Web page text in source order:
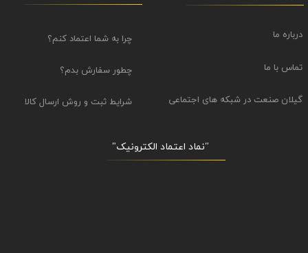
چرا به شما اعتماد کنم؟
چطور سفارش بدم؟
شرایط ثبت و روش ارسال کالا
"نماد اعتماد الکترونیک​​​​​​​"
درباره ما
تماس با ما
گیلان صنعت در شبکه های اجتماعی